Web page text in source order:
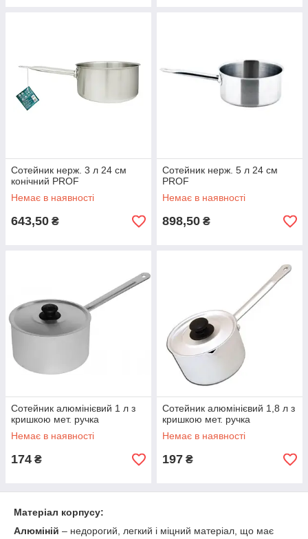
Сотейник нерж. 3 л 24 см
конічний PROF
Немає в наявності
643,50 ₴
Сотейник нерж. 5 л 24 см
PROF
Немає в наявності
898,50 ₴
Сотейник алюмінієвий 1 л з
кришкою мет. ручка
Немає в наявності
174 ₴
Сотейник алюмінієвий 1,8 л з
кришкою мет. ручка
Немає в наявності
197 ₴
Матеріал корпусу:
Алюміній – недорогий, легкий і міцний матеріал, що має